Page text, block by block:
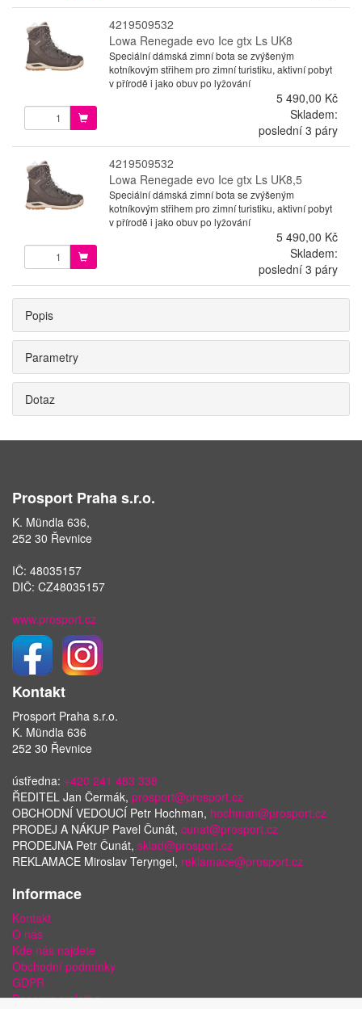
4219509532
Lowa Renegade evo Ice gtx Ls UK8
Speciální dámská zimní bota se zvýšeným
kotníkovým střihem pro zimní turistiku, aktivní pobyt
v přírodě i jako obuv po lyžování
5 490,00 Kč
Skladem:
poslední 3 páry
4219509532
Lowa Renegade evo Ice gtx Ls UK8,5
Speciální dámská zimní bota se zvýšeným
kotníkovým střihem pro zimní turistiku, aktivní pobyt
v přírodě i jako obuv po lyžování
5 490,00 Kč
Skladem:
poslední 3 páry
Popis
Parametry
Dotaz
Prosport Praha s.r.o.
K. Mündla 636,
252 30 Řevnice
IČ: 48035157
DIČ: CZ48035157
www.prosport.cz
Kontakt
Prosport Praha s.r.o.
K. Mündla 636
252 30 Řevnice
ústředna: +420 241 483 338
ŘEDITEL Jan Čermák, prosport@prosport.cz
OBCHODNÍ VEDOUCÍ Petr Hochman, hochman@prosport.cz
PRODEJ A NÁKUP Pavel Čunát, cunat@prosport.cz
PRODEJNA Petr Čunát, sklad@prosport.cz
REKLAMACE Miroslav Teryngel, reklamace@prosport.cz
Informace
Kontakt
O nás
Kde nás najdete
Obchodní podmínky
GDPR
Doprava a platba